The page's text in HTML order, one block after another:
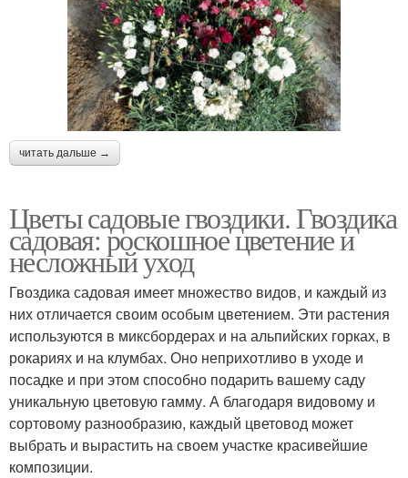
читать дальше →
Цветы садовые гвоздики. Гвоздика
садовая: роскошное цветение и
несложный уход
Гвоздика садовая имеет множество видов, и каждый из
них отличается своим особым цветением. Эти растения
используются в миксбордерах и на альпийских горках, в
рокариях и на клумбах. Оно неприхотливо в уходе и
посадке и при этом способно подарить вашему саду
уникальную цветовую гамму. А благодаря видовому и
сортовому разнообразию, каждый цветовод может
выбрать и вырастить на своем участке красивейшие
композиции.